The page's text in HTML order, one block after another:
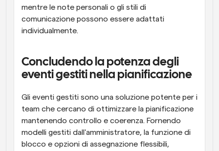
mentre le note personali o gli stili di
comunicazione possono essere adattati
individualmente.
Concludendo la potenza degli
eventi gestiti nella pianificazione
Gli eventi gestiti sono una soluzione potente per i
team che cercano di ottimizzare la pianificazione
mantenendo controllo e coerenza. Fornendo
modelli gestiti dall'amministratore, la funzione di
blocco e opzioni di assegnazione flessibili,